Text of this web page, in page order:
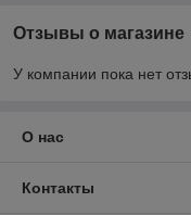
Отзывы о магазине
У компании пока нет
О нас
Контакты